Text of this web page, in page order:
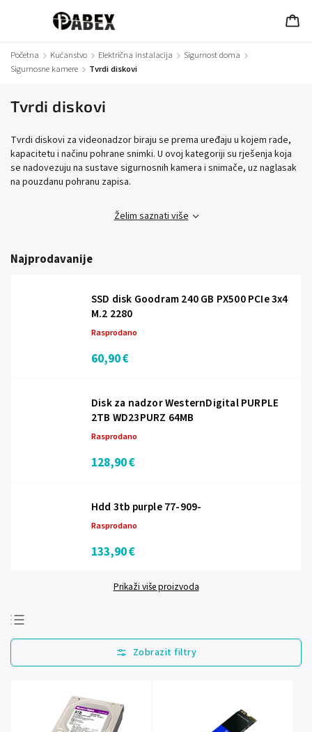
Početna / Kućanstvo / Električna instalacija / Sigurnost doma /
Sigurnosne kamere / Tvrdi diskovi
Tvrdi diskovi
Tvrdi diskovi za videonadzor biraju se prema uređaju u kojem rade,
kapacitetu i načinu pohrane snimki. U ovoj kategoriji su rješenja koja
se nadovezuju na sustave sigurnosnih kamera i snimače, uz naglasak
na pouzdanu pohranu zapisa.
Želim saznati više
Najprodavanije
SSD disk Goodram 240 GB PX500 PCIe 3x4
M.2 2280
Rasprodano
60,90 €
Disk za nadzor WesternDigital PURPLE
2TB WD23PURZ 64MB
Rasprodano
128,90 €
Hdd 3tb purple 77-909-
Rasprodano
133,90 €
Prikaži više proizvoda
Najprodavanije
Najjeftinije
Abecedno